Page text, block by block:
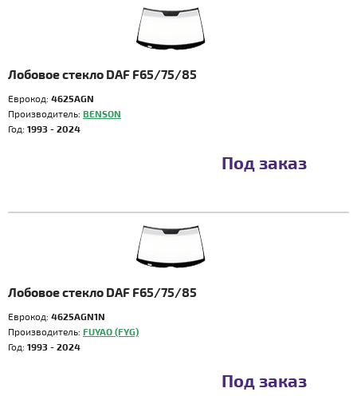
Лобовое стекло DAF F65/75/85
Еврокод: 4625AGN
Производитель: BENSON
Год: 1993 - 2024
Под заказ
Лобовое стекло DAF F65/75/85
Еврокод: 4625AGN1N
Производитель: FUYAO (FYG)
Год: 1993 - 2024
Под заказ